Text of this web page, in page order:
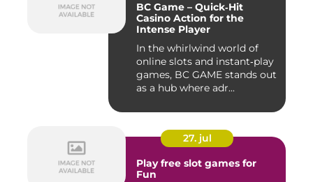
BC Game – Quick‑Hit
Casino Action for the
Intense Player
In the whirlwind world of
online slots and instant‑play
games, BC GAME stands out
as a hub where adr...
27. jul
Play free slot games for
Fun